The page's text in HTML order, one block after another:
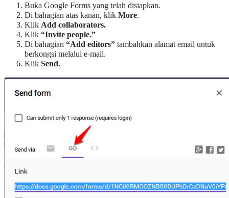
Buka Google Forms yang telah disiapkan.
Di bahagian atas kanan, klik More.
Klik Add collaborators.
Klik “Invite people.”
Di bahagian “Add editors” tambahkan alamat email untuk
berkongsi melalui e-mail.
Klik Send.